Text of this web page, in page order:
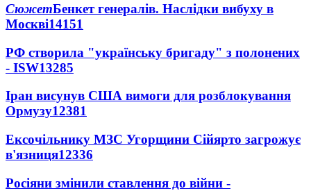
СюжетБенкет генералів. Наслідки вибуху в
Москві14151
РФ створила "українську бригаду" з полонених
- ISW13285
Іран висунув США вимоги для розблокування
Ормузу12381
Ексочільнику МЗС Угорщини Сійярто загрожує
в'язниця12336
Росіяни змінили ставлення до війни -